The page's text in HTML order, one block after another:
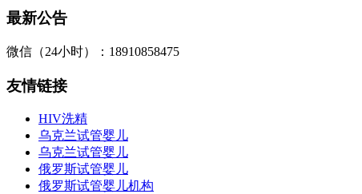
最新公告
微信（24小时）：18910858475
友情链接
HIV洗精
乌克兰试管婴儿
乌克兰试管婴儿
俄罗斯试管婴儿
俄罗斯试管婴儿机构